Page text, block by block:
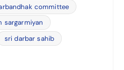
committee
sargarmiyan
sri darbar sahib